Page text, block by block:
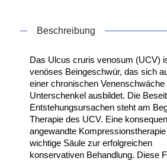
Beschreibung
Das Ulcus cruris venosum (UCV)
venöses Beingeschwür, das sich
einer chronischen
Unterschenkel ausbildet. Die
Entstehungsursachen steht am
Therapie des UCV. Eine
angewandte
wichtige Säule zur erfolgreichen
konservativen Behandlung. Diese